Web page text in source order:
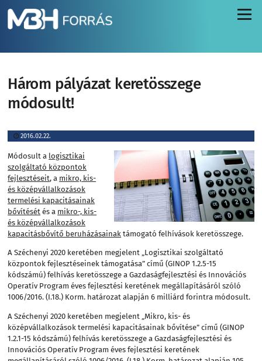
Menü
Három pályázat keretösszege
módosult!
2016.02.22.
Módosult a logisztikai
szolgáltató központok
fejlesztéseit, a mikro, kis-
és középvállalkozások
termelési kapacitásainak
bővítését és a mikro-, kis-
és középvállalkozások
kapacitásbővítő beruházásainak támogató felhívások keretösszege.
A Széchenyi 2020 keretében megjelent „Logisztikai szolgáltató
központok fejlesztéseinek támogatása” című (GINOP 1.2.5-15
kódszámú) felhívás keretösszege a Gazdaságfejlesztési és Innovációs
Operatív Program éves fejlesztési keretének megállapításáról szóló
1006/2016. (I.18.) Korm. határozat alapján 6 milliárd forintra módosult.
A Széchenyi 2020 keretében megjelent „Mikro, kis- és
középvállalkozások termelési kapacitásainak bővítése” című (GINOP
1.2.1-15 kódszámú) felhívás keretösszege a Gazdaságfejlesztési és
Innovációs Operatív Program éves fejlesztési keretének